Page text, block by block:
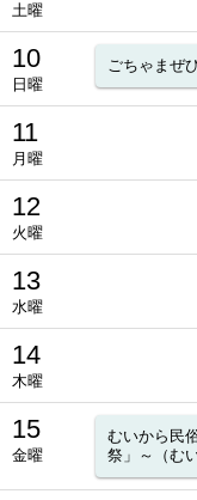
土曜
10
日曜
ごちゃまぜ
11
月曜
12
火曜
13
水曜
14
木曜
15
金曜
むいから民
祭」～（む